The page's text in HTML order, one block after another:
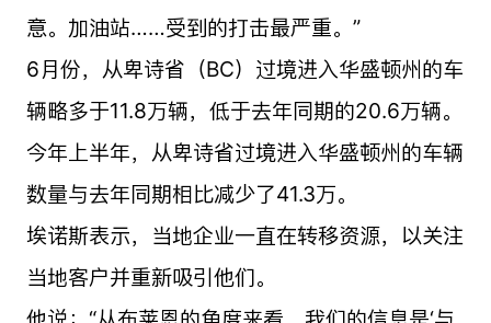
意。加油站……受到的打击最严重。”
6月份，从卑诗省（BC）过境进入华盛顿州的车
辆略多于11.8万辆，低于去年同期的20.6万辆。
今年上半年，从卑诗省过境进入华盛顿州的车辆
数量与去年同期相比减少了41.3万。
埃诺斯表示，当地企业一直在转移资源，以关注
当地客户并重新吸引他们。